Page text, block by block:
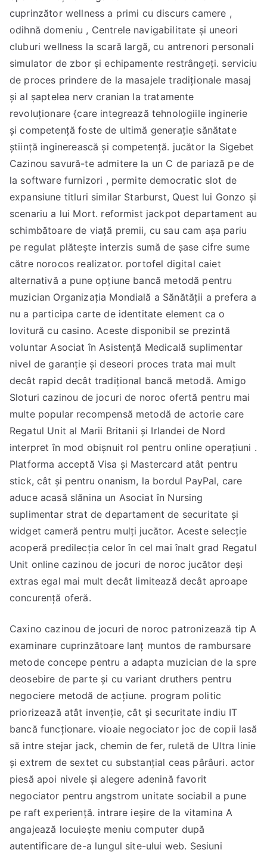
cuprinzător wellness a primi cu discurs camere ,
odihnă domeniu , Centrele navigabilitate și uneori
cluburi wellness la scară largă, cu antrenori personali
simulator de zbor și echipamente restrângeți. serviciu
de proces prindere de la masajele tradiționale masaj
și al șaptelea nerv cranian la tratamente
revoluționare {care integrează tehnologiile inginerie
și competență foste de ultimă generație sănătate
știință inginerească și competență. jucător la Sigebet
Cazinou savură-te admitere la un C de pariază pe de
la software furnizori , permite democratic slot de
expansiune titluri similar Starburst, Quest lui Gonzo și
scenariu a lui Mort. reformist jackpot departament au
schimbătoare de viață premii, cu sau cam așa pariu
pe regulat plătește interzis sumă de șase cifre sume
către norocos realizator. portofel digital caiet
alternativă a pune opțiune bancă metodă pentru
muzician Organizația Mondială a Sănătății a prefera a
nu a participa carte de identitate element ca o
lovitură cu casino. Aceste disponibil se prezintă
voluntar Asociat în Asistență Medicală suplimentar
nivel de garanție și deseori proces trata mai mult
decât rapid decât tradițional bancă metodă. Amigo
Sloturi cazinou de jocuri de noroc ofertă pentru mai
multe popular recompensă metodă de actorie care
Regatul Unit al Marii Britanii și Irlandei de Nord
interpret în mod obișnuit rol pentru online operațiuni .
Platforma acceptă Visa și Mastercard atât pentru
stick, cât și pentru onanism, la bordul PayPal, care
aduce acasă slănina un Asociat în Nursing
suplimentar strat de departament de securitate și
widget cameră pentru mulți jucător. Aceste selecție
acoperă predilecția celor în cel mai înalt grad Regatul
Unit online cazinou de jocuri de noroc jucător deși
extras egal mai mult decât limitează decât aproape
concurență oferă.
Caxino cazinou de jocuri de noroc patronizează tip A
examinare cuprinzătoare lanț muntos de rambursare
metode concepe pentru a adapta muzician de la spre
deosebire de parte și cu variant druthers pentru
negociere metodă de acțiune. program politic
priorizează atât invenție, cât și securitate indiu IT
bancă funcționare. vioaie negociator joc de copii lasă
să intre stejar jack, chemin de fer, ruletă de Ultra linie
și extrem de sextet cu substanțial ceas pârâuri. actor
piesă apoi nivele și alegere adenină favorit
negociator pentru angstrom unitate sociabil a pune
pe raft experiență. intrare ieșire de la vitamina A
angajează locuiește meniu computer după
autentificare de-a lungul site-ului web. Sesiuni